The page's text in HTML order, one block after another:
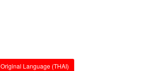
Original Language (THAI)